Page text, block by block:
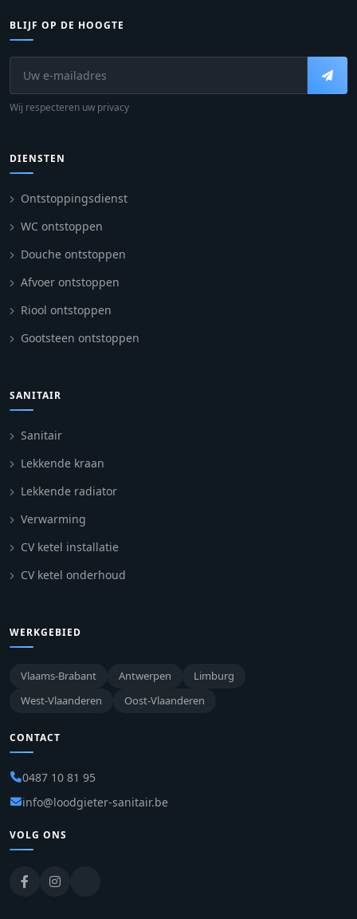
BLIJF OP DE HOOGTE
Wij respecteren uw privacy
DIENSTEN
Ontstoppingsdienst
WC ontstoppen
Douche ontstoppen
Afvoer ontstoppen
Riool ontstoppen
Gootsteen ontstoppen
SANITAIR
Sanitair
Lekkende kraan
Lekkende radiator
Verwarming
CV ketel installatie
CV ketel onderhoud
WERKGEBIED
Vlaams-Brabant Antwerpen
Limburg
West-Vlaanderen
Oost-Vlaanderen
CONTACT
0487 10 81 95
info@loodgieter-sanitair.be
VOLG ONS